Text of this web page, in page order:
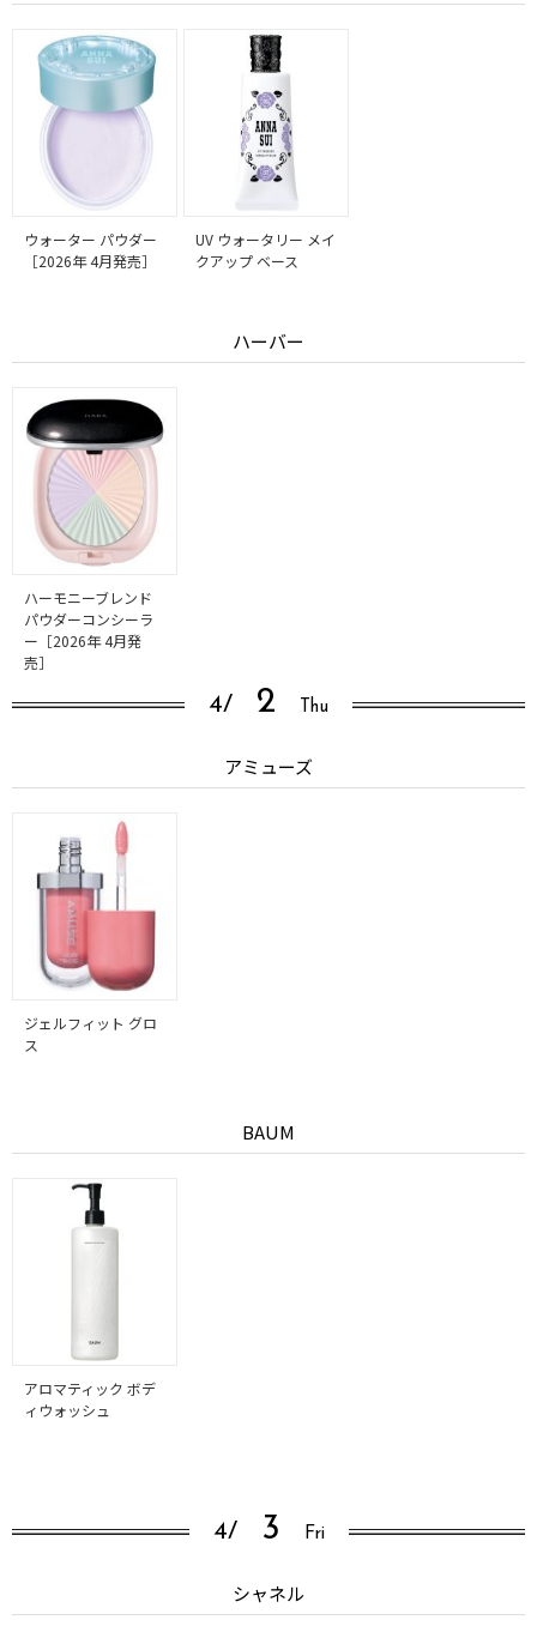
ウォーター パウダー
［2026年 4月発売］
UV ウォータリー メイ
クアップ ベース
ハーバー
ハーモニーブレンド
パウダーコンシーラ
ー［2026年 4月発
売］
4/ 2 Thu
アミューズ
ジェルフィット グロ
ス
BAUM
アロマティック ボデ
ィウォッシュ
4/ 3 Fri
シャネル